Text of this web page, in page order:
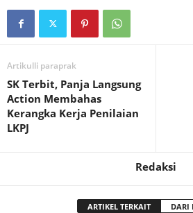
Artikulli paraprak
SK Terbit, Panja Langsung
Action Membahas
Kerangka Kerja Penilaian
LKPJ
Redaksi
ARTIKEL TERKAIT DARI